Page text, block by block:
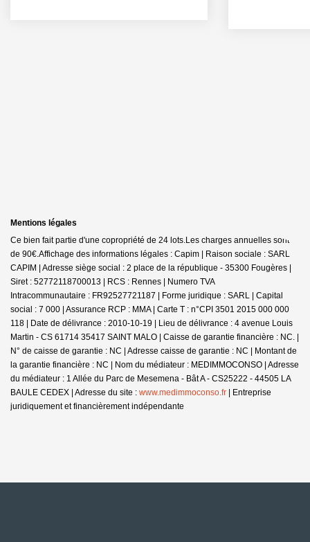
Mentions légales
Ce bien fait partie d'une copropriété de 24 lots.Les charges annuelles sont
de 90€.Affichage des informations légales : Capim | Raison sociale : SARL
CAPIM | Adresse siège social : 2 place de la république - 35300 Fougères |
Siret : 52772118700013 | RCS : Rennes | Numero TVA
Intracommunautaire : FR92527721187 | Forme juridique : SARL | Capital
social : 7 000 | Assurance RCP : MMA | Carte T : n°CPI 3501 2015 000 000
118 | Date de délivrance : 2010-10-19 | Lieu de délivrance : 4 avenue Louis
Martin - CS 61714 35417 SAINT MALO | Caisse de garantie financière : NC. |
N° de caisse de garantie : NC | Adresse caisse de garantie : NC | Montant de
la garantie financière : NC | Nom du médiateur : MEDIMMOCONSO | Adresse
du médiateur : 1 Allée du Parc de Mesemena - Bât A - CS25222 - 44505 LA
BAULE CEDEX | Adresse du site : www.medimmoconso.fr | Entreprise
juridiquement et financièrement indépendante